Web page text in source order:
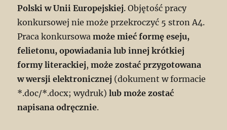
Polski w Unii Europejskiej. Objętość pracy
konkursowej nie może przekroczyć 5 stron A4.
Praca konkursowamoże mieć formę eseju,
felietonu, opowiadania lub innej krótkiej
formy literackiej,może zostać przygotowana
w wersji elektronicznej (dokument w formacie
*.doc/*.docx; wydruk)lub może zostać
napisana odręcznie.